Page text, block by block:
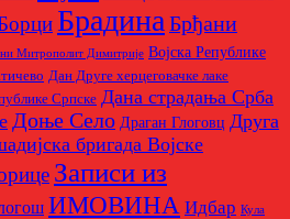
Брадина Брђани
Митрополит Димитрије Војска Републике
Дан Друге херцеговачке лаке
Српске Дана страдања Срба
Доње Село Драган Глоговц Друга
бригада Војске
Записи из
ИМОВИНА Идбар Кула